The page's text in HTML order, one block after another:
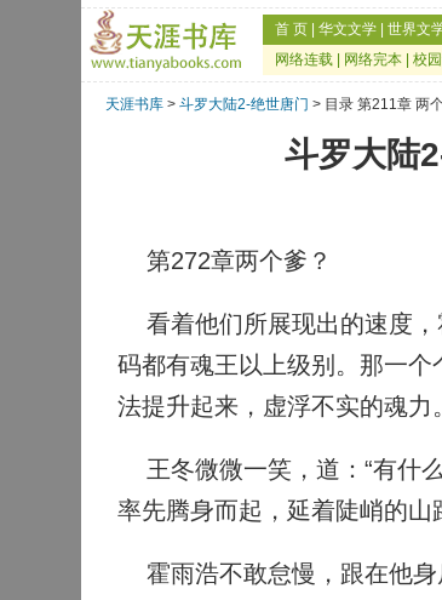
首 页 华文文学 世界文
网络连载
网络完本 校
天涯书库 > 斗罗大陆2-绝世唐门 > 目录 第211章 两
斗罗大陆
第272章两个爹？
看着他们所展现出的速度，
码都有魂王以上级别。那一
法提升起来，虚浮不实的魂力。
王冬微微一笑，道：“有什
率先腾身而起，延着陡峭的山
霍雨浩不敢怠慢，跟在他身